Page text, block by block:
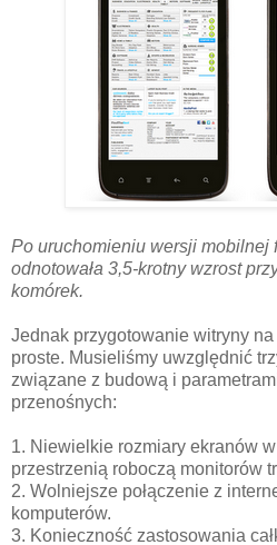
Po uruchomieniu wersji mobilnej
odnotowała 3,5-krotny wzrost
komórek.
Jednak przygotowanie witryny
proste. Musieliśmy uwzględnić
związane z budową i
przenośnych:
1. Niewielkie rozmiary ekranów
przestrzenią roboczą monitorów
2. Wolniejsze połączenie z
komputerów.
3. Konieczność zastosowania